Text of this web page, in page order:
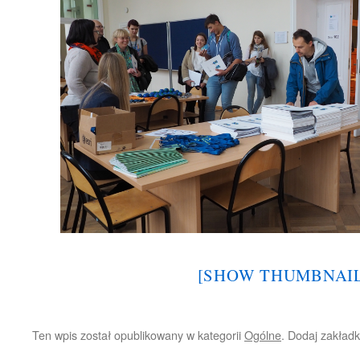
[SHOW
Ten wpis został opublikowany w kategoriiOgólne. Dodaj